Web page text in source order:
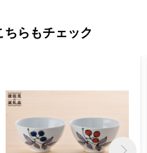
ちらもチェック